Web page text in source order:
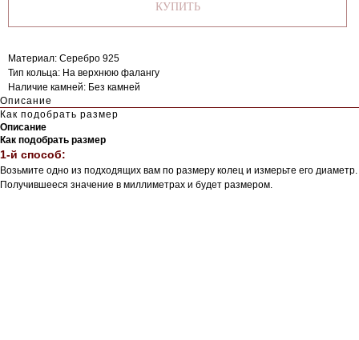
КУПИТЬ
Материал: Серебро 925
Тип кольца: На верхнюю фалангу
Наличие камней: Без камней
Описание
Как подобрать размер
Описание
Как подобрать размер
1-й способ:
Возьмите одно из подходящих вам по размеру колец и измерьте его диаметр.
Получившееся значение в миллиметрах и будет размером.